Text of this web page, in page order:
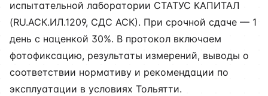
испытательной лаборатории СТАТУС КАПИТАЛ
(RU.АСК.ИЛ.1209, СДС АСК). При срочной сдаче — 1
день с наценкой 30%. В протокол включаем
фотофиксацию, результаты измерений, выводы о
соответствии нормативу и рекомендации по
эксплуатации в условиях Тольятти.